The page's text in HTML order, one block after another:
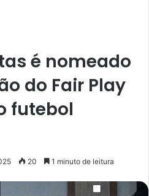
é nomeado
do Fair Play
futebol
20 1 minuto de leitura